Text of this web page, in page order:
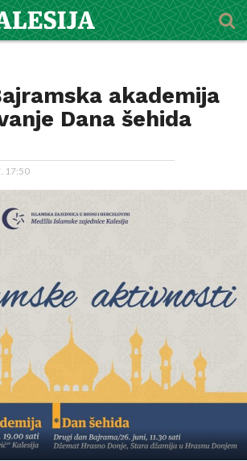
akademija
Dana šehida
17:50